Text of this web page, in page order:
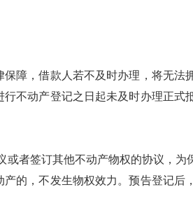
障，借款人若不及时办理，将无法
不动产登记之日起未及时办理正式
者签订其他不动产物权的协议，
的，不发生物权效力。预告登记后